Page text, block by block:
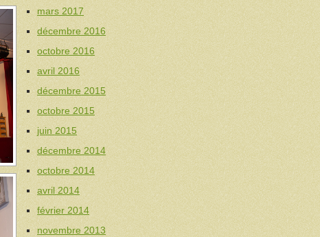
mars 2017
décembre 2016
octobre 2016
avril 2016
décembre 2015
octobre 2015
juin 2015
décembre 2014
octobre 2014
avril 2014
février 2014
novembre 2013